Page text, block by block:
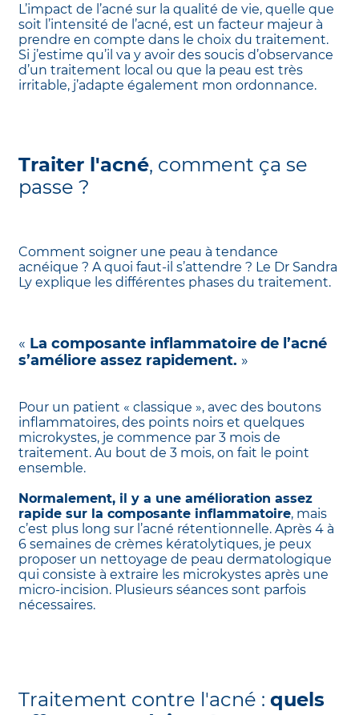
L’impact de l’acné sur la qualité de vie, quelle que
soit l’intensité de l’acné, est un facteur majeur à
prendre en compte dans le choix du traitement.
Si j’estime qu’il va y avoir des soucis d’observance
d’un traitement local ou que la peau est très
irritable, j’adapte également mon ordonnance.
Traiter l'acné, comment ça se
passe ?
Comment soigner une peau à tendance
acnéique ? A quoi faut-il s’attendre ? Le Dr Sandra
Ly explique les différentes phases du traitement.
« La composante inflammatoire de l’acné
s’améliore assez rapidement. »
Pour un patient « classique », avec des boutons
inflammatoires, des points noirs et quelques
microkystes, je commence par 3 mois de
traitement. Au bout de 3 mois, on fait le point
ensemble.
Normalement, il y a une amélioration assez
rapide sur la composante inflammatoire, mais
c’est plus long sur l’acné rétentionnelle. Après 4 à
6 semaines de crèmes kératolytiques, je peux
proposer un nettoyage de peau dermatologique
qui consiste à extraire les microkystes après une
micro-incision. Plusieurs séances sont parfois
nécessaires.
Traitement contre l'acné : quels